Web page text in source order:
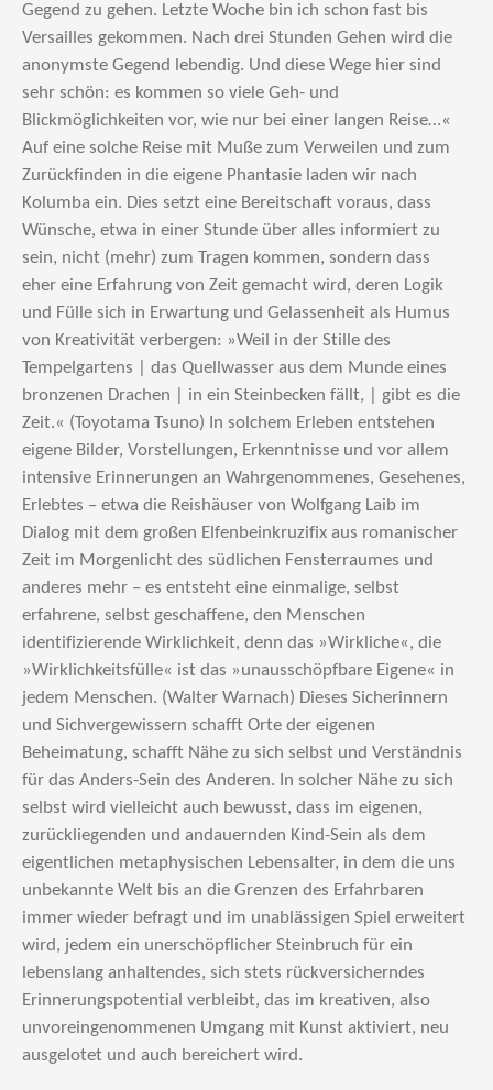
Gegend zu gehen. Letzte Woche bin ich schon fast bis
Versailles gekommen. Nach drei Stunden Gehen wird die
anonymste Gegend lebendig. Und diese Wege hier sind
sehr schön: es kommen so viele Geh- und
Blickmöglichkeiten vor, wie nur bei einer langen Reise…«
Auf eine solche Reise mit Muße zum Verweilen und zum
Zurückfinden in die eigene Phantasie laden wir nach
Kolumba ein. Dies setzt eine Bereitschaft voraus, dass
Wünsche, etwa in einer Stunde über alles informiert zu
sein, nicht (mehr) zum Tragen kommen, sondern dass
eher eine Erfahrung von Zeit gemacht wird, deren Logik
und Fülle sich in Erwartung und Gelassenheit als Humus
von Kreativität verbergen: »Weil in der Stille des
Tempelgartens | das Quellwasser aus dem Munde eines
bronzenen Drachen | in ein Steinbecken fällt, | gibt es die
Zeit.« (Toyotama Tsuno) In solchem Erleben entstehen
eigene Bilder, Vorstellungen, Erkenntnisse und vor allem
intensive Erinnerungen an Wahrgenommenes, Gesehenes,
Erlebtes – etwa die Reishäuser von Wolfgang Laib im
Dialog mit dem großen Elfenbeinkruzifix aus romanischer
Zeit im Morgenlicht des südlichen Fensterraumes und
anderes mehr – es entsteht eine einmalige, selbst
erfahrene, selbst geschaffene, den Menschen
identifizierende Wirklichkeit, denn das »Wirkliche«, die
»Wirklichkeitsfülle« ist das »unausschöpfbare Eigene« in
jedem Menschen. (Walter Warnach) Dieses Sicherinnern
und Sichvergewissern schafft Orte der eigenen
Beheimatung, schafft Nähe zu sich selbst und Verständnis
für das Anders-Sein des Anderen. In solcher Nähe zu sich
selbst wird vielleicht auch bewusst, dass im eigenen,
zurückliegenden und andauernden Kind-Sein als dem
eigentlichen metaphysischen Lebensalter, in dem die uns
unbekannte Welt bis an die Grenzen des Erfahrbaren
immer wieder befragt und im unablässigen Spiel erweitert
wird, jedem ein unerschöpflicher Steinbruch für ein
lebenslang anhaltendes, sich stets rückversicherndes
Erinnerungspotential verbleibt, das im kreativen, also
unvoreingenommenen Umgang mit Kunst aktiviert, neu
ausgelotet und auch bereichert wird.